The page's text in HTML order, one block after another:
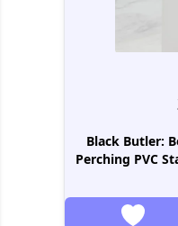
Black Butler:
Perching PVC